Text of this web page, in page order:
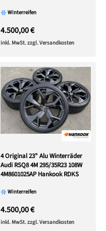
Winterreifen
4.500,00 €
inkl. MwSt. zzgl. Versandkosten
4 Original 23" Alu Winterräder
Audi RSQ8 4M 295/35R23 108W
4M8601025AP Hankook RDKS
Winterreifen
4.500,00 €
inkl. MwSt. zzgl. Versandkosten